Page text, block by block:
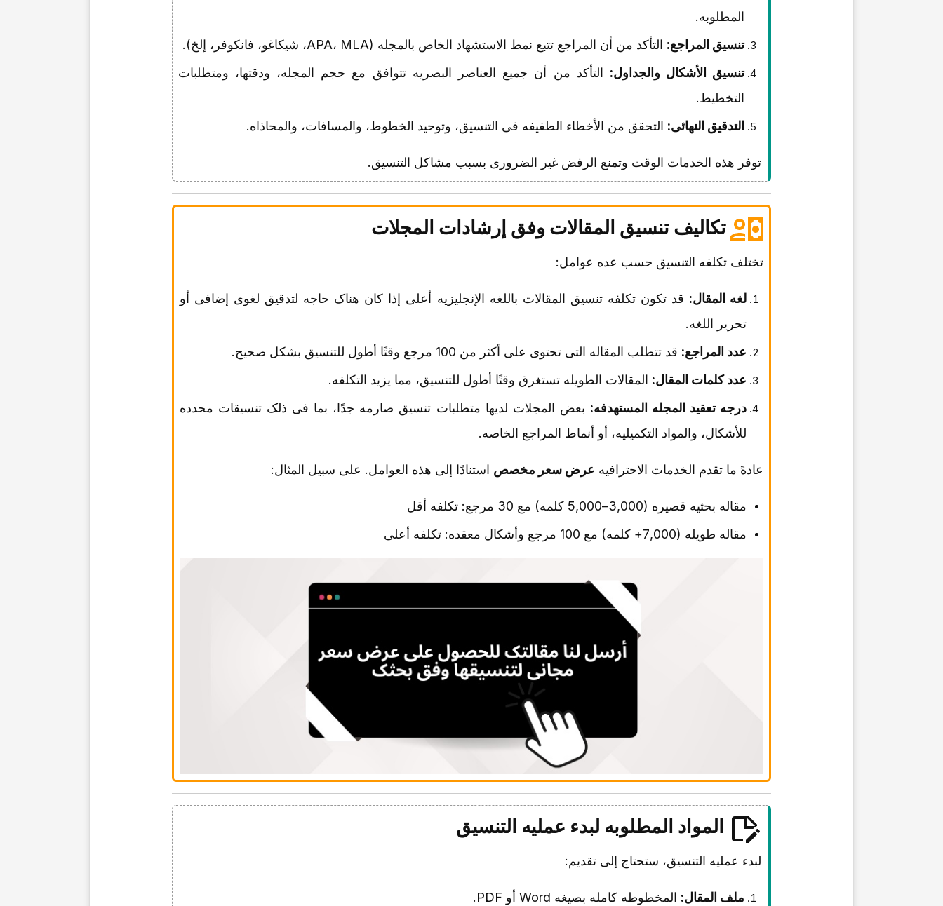
المطلوبه.
تنسیق المراجع: التأکد من أن المراجع تتبع نمط الاستشهاد الخاص بالمجله (APA، MLA، شیکاغو، فانکوفر، إلخ).
تنسیق الأشکال والجداول: التأکد من أن جمیع العناصر البصریه تتوافق مع حجم المجله، ودقتها، ومتطلبات
التخطیط.
التدقیق النهائی: التحقق من الأخطاء الطفیفه فی التنسیق، وتوحید الخطوط، والمسافات، والمحاذاه.
توفر هذه الخدمات الوقت وتمنع الرفض غیر الضروری بسبب مشاکل التنسیق.
تکالیف تنسیق المقالات وفق إرشادات المجلات
تختلف تکلفه التنسیق حسب عده عوامل:
لغه المقال: قد تکون تکلفه تنسیق المقالات باللغه الإنجلیزیه أعلى إذا کان هناک حاجه لتدقیق لغوی إضافی أو
تحریر اللغه.
عدد المراجع: قد تتطلب المقاله التی تحتوی على أکثر من 100 مرجع وقتًا أطول للتنسیق بشکل صحیح.
عدد کلمات المقال: المقالات الطویله تستغرق وقتًا أطول للتنسیق، مما یزید التکلفه.
درجه تعقید المجله المستهدفه: بعض المجلات لدیها متطلبات تنسیق صارمه جدًا، بما فی ذلک تنسیقات محدده
للأشکال، والمواد التکمیلیه، أو أنماط المراجع الخاصه.
عادهً ما تقدم الخدمات الاحترافیه عرض سعر مخصص استنادًا إلى هذه العوامل. على سبیل المثال:
مقاله بحثیه قصیره (3,000–5,000 کلمه) مع 30 مرجع: تکلفه أقل
مقاله طویله (7,000+ کلمه) مع 100 مرجع وأشکال معقده: تکلفه أعلى
المواد المطلوبه لبدء عملیه التنسیق
لبدء عملیه التنسیق، ستحتاج إلى تقدیم:
ملف المقال: المخطوطه کامله بصیغه Word أو PDF.